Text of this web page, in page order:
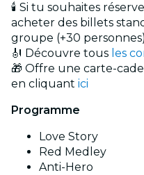
🕯️ Si tu souhaites
acheter des billets
groupe (+30
🎻 Découvre tous les
🎁 Offre une carte-
en cliquant ici
Programme
Love Story
Red Medley
Anti-Hero